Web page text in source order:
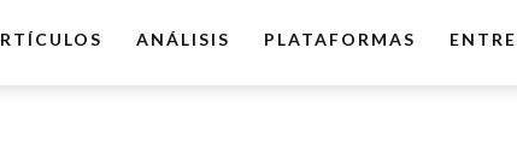
ANÁLISIS PLATAFORMAS